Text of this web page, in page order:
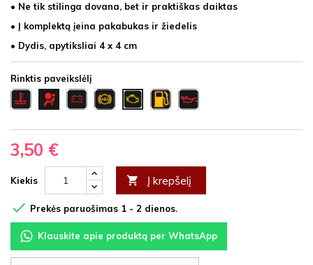
• Ne tik stilinga dovana, bet ir praktiškas daiktas
• Į komplektą įeina pakabukas ir žiedelis
• Dydis, apytiksliai 4 x 4 cm
Rinktis paveikslėlį
Temeperatura
AirbagAkumasabs Check degalaiTepalai
3,50 €
Kiekis  Į krepšelį
 Prekės paruošimas 1 - 2 dienos.
Klauskite apie produktą per WhatsApp